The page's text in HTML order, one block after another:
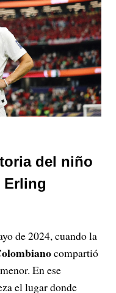
del niño
Erling
de 2024, cuando la
compartió
En ese
el lugar donde